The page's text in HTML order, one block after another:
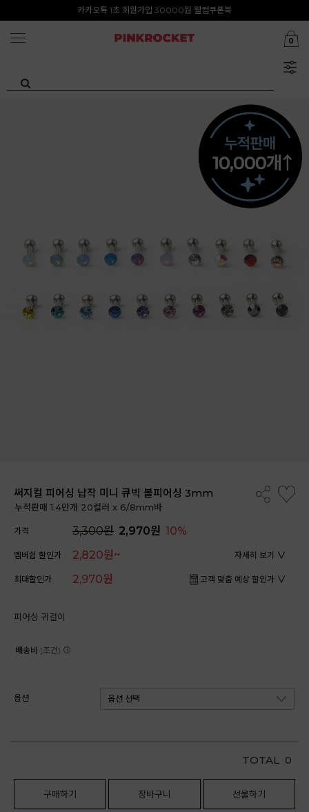
첫구매 특가존 50%
0
써지컬 피어싱 납작 미니 큐빅 볼피어싱 3mm
누적판매 1.4만개 20컬러 x 6/8mm바
가격 3,300원 2,970원 10%
멤버쉽 할인가 2,820원~ 자세히 보기
최대할인가 2,970원 고객 맞춤 예상 할인가
피어싱 귀걸이
배송비 (조건)
옵션
TOTAL 0
구매하기 장바구니 선물하기